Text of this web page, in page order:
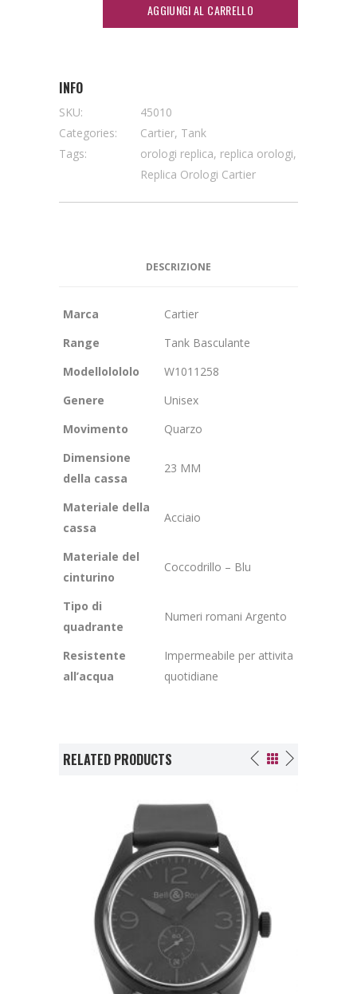
AGGIUNGI AL CARRELLO
INFO
SKU:
45010
Categories:
Cartier, Tank
Tags:
orologi replica, replica orologi,
Replica Orologi Cartier
DESCRIZIONE
Marca
Cartier
Range
Tank Basculante
Modellolololo
W1011258
Genere
Unisex
Movimento
Quarzo
Dimensione
della cassa
23 MM
Materiale della
cassa
Acciaio
Materiale del
cinturino
Coccodrillo – Blu
Tipo di
quadrante
Numeri romani Argento
Resistente
all’acqua
Impermeabile per attivita
quotidiane
RELATED PRODUCTS